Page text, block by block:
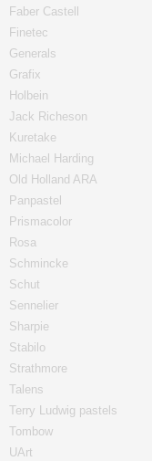
Faber Castell
Finetec
Generals
Grafix
Holbein
Jack Richeson
Kuretake
Michael Harding
Old Holland ARA
Panpastel
Prismacolor
Rosa
Schmincke
Schut
Sennelier
Sharpie
Stabilo
Strathmore
Talens
Terry Ludwig pastels
Tombow
UArt